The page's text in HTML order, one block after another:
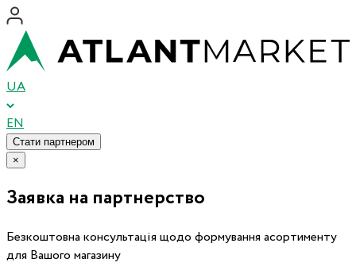
UA
EN
Стати партнером
×
Заявка на партнерство
Безкоштовна консультація щодо формування асортименту
для Вашого магазину